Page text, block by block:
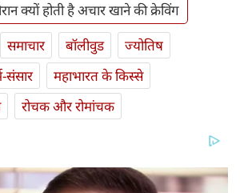
क्यों होती है अचार खाने की क्रेविंग
समाचार बॉलीवुड
ज्योतिष
संसार
महाभारत के किस्से
रोचक और रोमांचक